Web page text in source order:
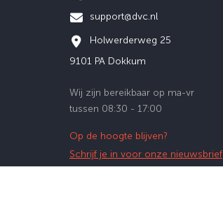
support@dvc.nl
Holwerderweg 25
9101 PA Dokkum
Wij zijn bereikbaar op ma-vr
tussen 08:30 - 17:00
Op de hoogte blijven?
Schrijf je in voor onze nieuwsbrief